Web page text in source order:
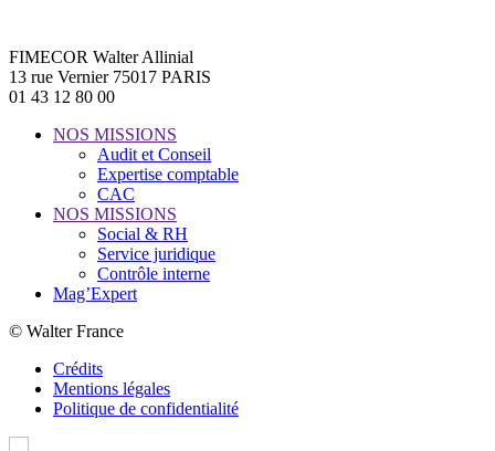
FIMECOR Walter Allinial
13 rue Vernier 75017 PARIS
01 43 12 80 00
NOS MISSIONS
Audit et Conseil
Expertise comptable
CAC
NOS MISSIONS
Social & RH
Service juridique
Contrôle interne
Mag’Expert
© Walter France
Crédits
Mentions légales
Politique de confidentialité